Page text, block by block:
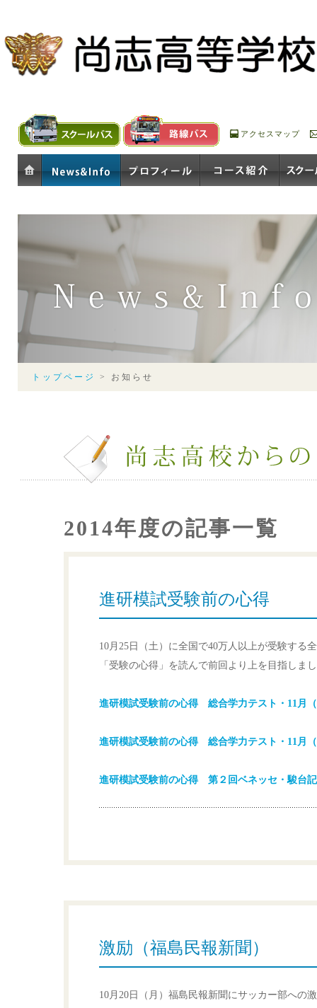
アクセスマップ
トップページ > お知らせ
2014年度の記事一覧
進研模試受験前の心得
10月25日（土）に全国で40万人以上が受験する
「受験の心得」を読んで前回より上を目指しま
進研模試受験前の心得 総合学力テスト・11月
進研模試受験前の心得 総合学力テスト・11月
進研模試受験前の心得 第２回ベネッセ・駿台
激励（福島民報新聞）
10月20日（月）福島民報新聞にサッカー部への